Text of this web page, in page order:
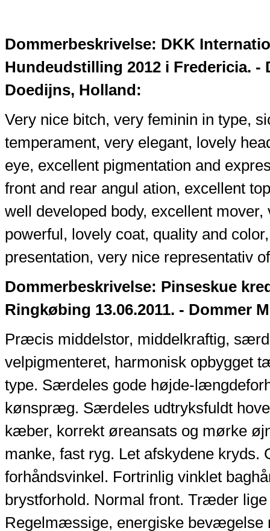
Dommerbeskrivelse: DKK
Hundeudstilling 2012 i Fredericia. -
Doedijns, Holland:
Very nice bitch, very feminin in type,
temperament, very elegant, lovely
eye, excellent pigmentation and
front and rear angul ation, excellent
well developed body, excellent
powerful, lovely coat, quality and
presentation, very nice representativ
Dommerbeskrivelse: Pinseskue
Ringkøbing 13.06.2011. - Dommer
Præcis middelstor, middelkraftig,
velpigmenteret, harmonisk opbygget
type. Særdeles gode højde-
kønspræg. Særdeles udtryksfuldt
kæber, korrekt øreansats og mørke
manke, fast ryg. Let afskydene kryds.
forhåndsvinkel. Fortrinlig vinklet
brystforhold. Normal front. Træder
Regelmæssige, energiske